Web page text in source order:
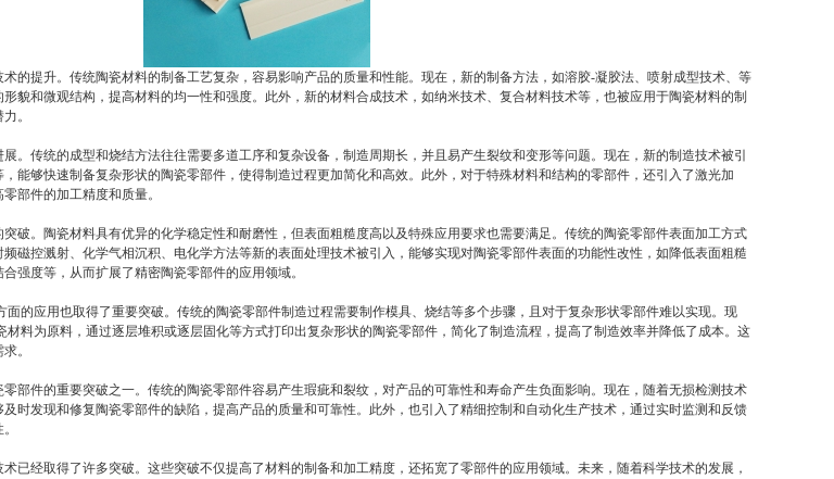
的提升。传统陶瓷材料的制备工艺复杂，容易影响产品的质量和性能。现在，新的制备方法，如溶胶-凝胶法、喷射成型技术、等
貌和微观结构，提高材料的均一性和强度。此外，新的材料合成技术，如纳米技术、复合材料技术等，也被应用于陶瓷材料的制
。
。传统的成型和烧结方法往往需要多道工序和复杂设备，制造周期长，并且易产生裂纹和变形等问题。现在，新的制造技术被引
能够快速制备复杂形状的陶瓷零部件，使得制造过程更加简化和高效。此外，对于特殊材料和结构的零部件，还引入了激光加
部件的加工精度和质量。
破。陶瓷材料具有优异的化学稳定性和耐磨性，但表面粗糙度高以及特殊应用要求也需要满足。传统的陶瓷零部件表面加工方式
磁控溅射、化学气相沉积、电化学方法等新的表面处理技术被引入，能够实现对陶瓷零部件表面的功能性改性，如降低表面粗糙
强度等，从而扩展了精密陶瓷零部件的应用领域。
的应用也取得了重要突破。传统的陶瓷零部件制造过程需要制作模具、烧结等多个步骤，且对于复杂形状零部件难以实现。现
料为原料，通过逐层堆积或逐层固化等方式打印出复杂形状的陶瓷零部件，简化了制造流程，提高了制造效率并降低了成本。这
。
部件的重要突破之一。传统的陶瓷零部件容易产生瑕疵和裂纹，对产品的可靠性和寿命产生负面影响。现在，随着无损检测技术
时发现和修复陶瓷零部件的缺陷，提高产品的质量和可靠性。此外，也引入了精细控制和自动化生产技术，通过实时监测和反馈
已经取得了许多突破。这些突破不仅提高了材料的制备和加工精度，还拓宽了零部件的应用领域。未来，随着科学技术的发展，